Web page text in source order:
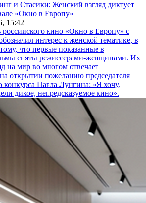
и Стасики: Женский взгляд диктует
«Окно в Европу»
15:42
российского кино «Окно в Европу» с
интерес к женской тематике, в
что первые показанные в
сняты режиссерами-женщинами. Их
на мир во многом отвечает
открытии пожеланию председателя
конкурса Павла Лунгина: «Я хочу,
дикое, непредсказуемое кино».